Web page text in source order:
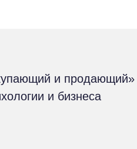
и
и бизнеса